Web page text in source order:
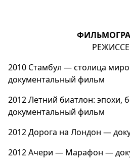
2010 Стамбул — столица
документальный фильм
2012 Летний биатлон: эпохи,
документальный фильм
2012 Дорога на Лондон —
2012 Ачери — Марафон —